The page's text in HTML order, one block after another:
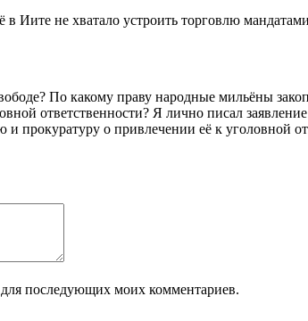
Иите не хватало устроить торговлю
По какому праву народные мильёны
ответственности? Я лично писал
прокуратуру о привлечении её к уголовной
для последующих моих комментариев.